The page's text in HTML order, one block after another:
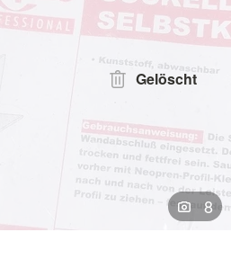
Gelöscht
8